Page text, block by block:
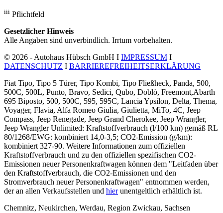
iii Pflichtfeld
Gesetzlicher Hinweis
Alle Angaben sind unverbindlich. Irrtum vorbehalten.
© 2026 - Autohaus Hübsch GmbH I IMPRESSUM I
DATENSCHUTZ I BARRIEREFREIHEITSERKLÄRUNG
Fiat Tipo, Tipo 5 Türer, Tipo Kombi, Tipo Fließheck, Panda, 500,
500C, 500L, Punto, Bravo, Sedici, Qubo, Doblò, Freemont,Abarth
695 Biposto, 500, 500C, 595, 595C, Lancia Ypsilon, Delta, Thema,
Voyager, Flavia, Alfa Romeo Giulia, Giulietta, MiTo, 4C, Jeep
Compass, Jeep Renegade, Jeep Grand Cherokee, Jeep Wrangler,
Jeep Wrangler Unlimited: Kraftstoffverbrauch (l/100 km) gemäß RL
80/1268/EWG: kombiniert 14,0-3,5; CO2-Emission (g/km):
kombiniert 327-90. Weitere Informationen zum offiziellen
Kraftstoffverbrauch und zu den offiziellen spezifischen CO2-
Emissionen neuer Personenkraftwagen können dem "Leitfaden über
den Kraftstoffverbrauch, die CO2-Emissionen und den
Stromverbrauch neuer Personenkraftwagen" entnommen werden,
der an allen Verkaufsstellen und hierunentgeltlich erhältlich ist.
Chemnitz, Neukirchen, Werdau, Region Zwickau, Sachsen